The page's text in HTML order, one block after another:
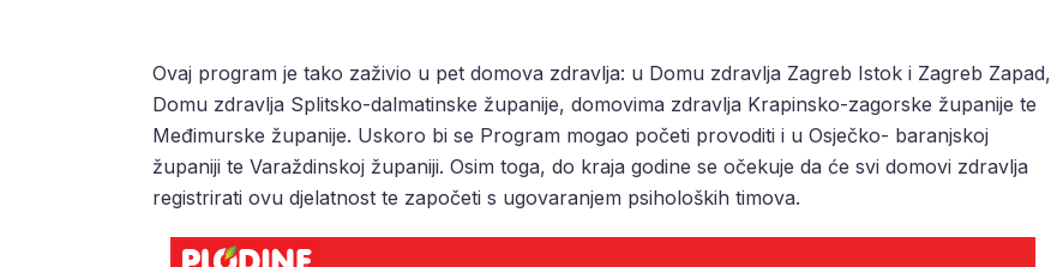
Ovaj program je tako zaživio u pet domova zdravlja: u Domu zdravlja Zagreb Istok i Zagreb Zapad,
Domu zdravlja Splitsko-dalmatinske županije, domovima zdravlja Krapinsko-zagorske županije te
Međimurske županije. Uskoro bi se Program mogao početi provoditi i u Osječko- baranjskoj
županiji te Varaždinskoj županiji. Osim toga, do kraja godine se očekuje da će svi domovi zdravlja
registrirati ovu djelatnost te započeti s ugovaranjem psiholoških timova.